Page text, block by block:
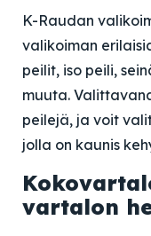
K-Raudan
valikoiman
peilit, iso peili,
muuta.
peilejä, ja voit
jolla on kaunis
vartalon